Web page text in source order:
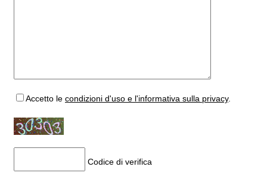
Accetto le condizioni d'uso e l'informativa sulla privacy.
Codice di verifica